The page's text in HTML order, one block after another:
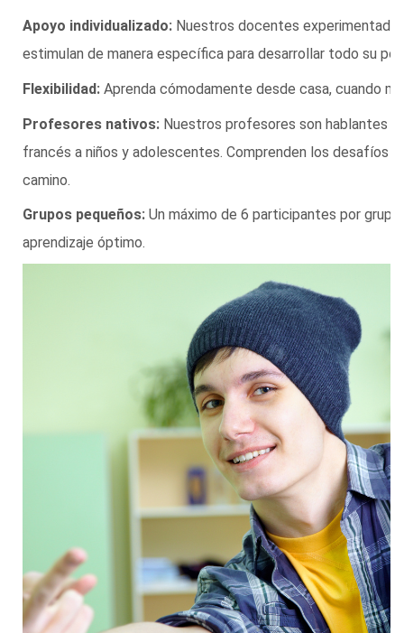
Apoyo individualizado: Nuestros docentes
estimulan de manera específica para desarrollar todo su
Flexibilidad: Aprenda cómodamente desde casa, cuando
Profesores nativos: Nuestros profesores son hablantes
francés a niños y adolescentes. Comprenden los desafíos
camino.
Grupos pequeños: Un máximo de 6 participantes por
aprendizaje óptimo.